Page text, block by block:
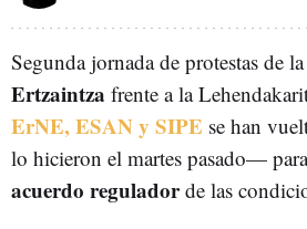
Segunda jornada de protestas de
Ertzaintza frente a la
ErNE, ESAN y SIPE se han
lo hicieron el martes pasado—
acuerdo reguladorde las